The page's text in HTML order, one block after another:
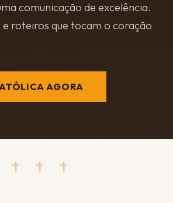
comunicação de excelência.
roteiros que tocam o coração
AGORA
✝ ✝ ✝